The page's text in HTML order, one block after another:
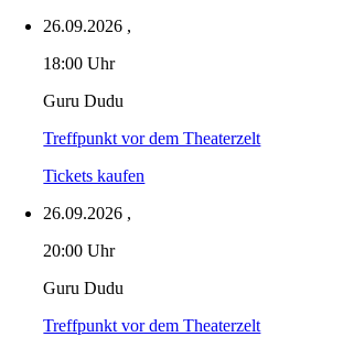
26.09.2026 ,
18:00 Uhr
Guru Dudu
Treffpunkt vor dem Theaterzelt
Tickets kaufen
26.09.2026 ,
20:00 Uhr
Guru Dudu
Treffpunkt vor dem Theaterzelt